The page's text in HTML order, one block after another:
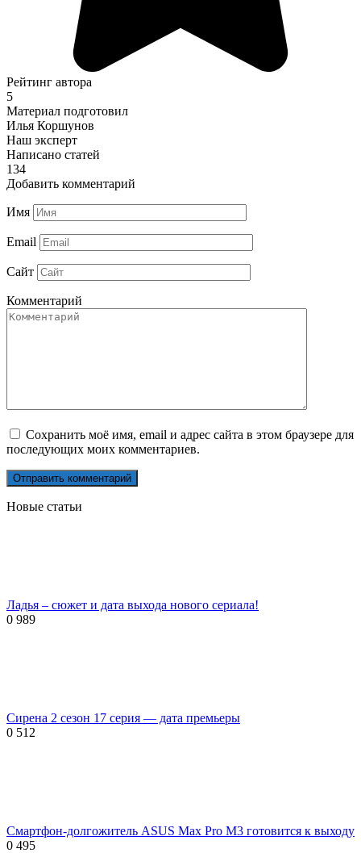
Рейтинг автора
5
Материал подготовил
Илья Коршунов
Наш эксперт
Написано статей
134
Добавить комментарий
Имя
Email
Сайт
Комментарий
Сохранить моё имя, email и адрес сайта в этом браузере для
последующих моих комментариев.
Новые статьи
Ладья – сюжет и дата выхода нового сериала!
0 989
Сирена 2 сезон 17 серия — дата премьеры
0 512
Смартфон-долгожитель ASUS Max Pro M3 готовится к выходу
0 495